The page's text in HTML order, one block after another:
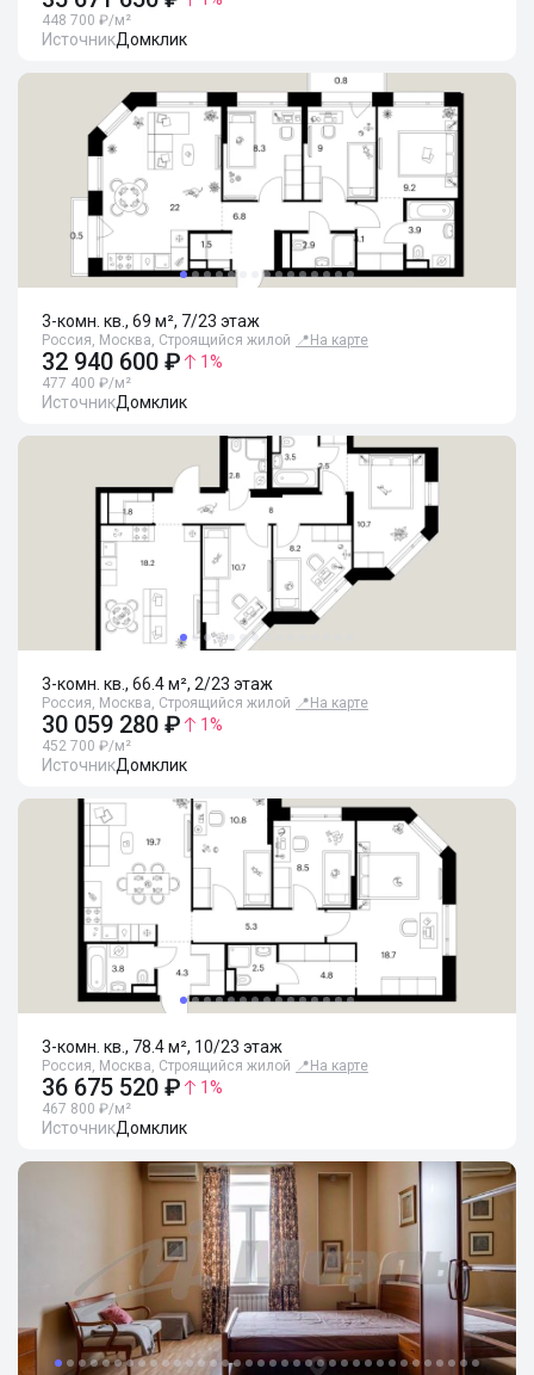
448 700 ₽/м²
ИсточникДомклик
3-комн. кв., 69 м², 7/23 этаж
Россия, Москва, Строящийся жилой 📍 На карте
32 940 600 ₽ 1%
477 400 ₽/м²
ИсточникДомклик
3-комн. кв., 66.4 м², 2/23 этаж
Россия, Москва, Строящийся жилой 📍 На карте
30 059 280 ₽ 1%
452 700 ₽/м²
ИсточникДомклик
3-комн. кв., 78.4 м², 10/23 этаж
Россия, Москва, Строящийся жилой 📍 На карте
36 675 520 ₽ 1%
467 800 ₽/м²
ИсточникДомклик